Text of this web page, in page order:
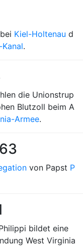
Kiel-Holtenau d
.
die Unionstrup
Blutzoll beim A
Armee.
von Papst P
bildet eine
West Virginia